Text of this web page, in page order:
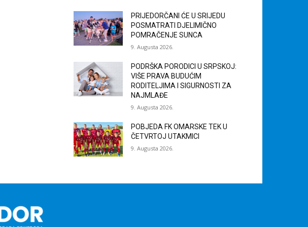
PRIJEDORČANI ĆE U SRIJEDU
POSMATRATI DJELIMIČNO
POMRAČENJE SUNCA
9. Augusta 2026.
PODRŠKA PORODICI U SRPSKOJ:
VIŠE PRAVA BUDUĆIM
RODITELJIMA I SIGURNOSTI ZA
NAJMLAĐE
9. Augusta 2026.
POBJEDA FK OMARSKE TEK U
ČETVRTOJ UTAKMICI
9. Augusta 2026.